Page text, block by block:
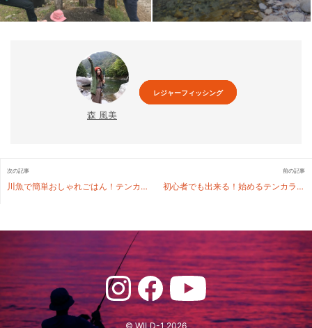
森 風美
レジャーフィッシング
前の記事
初心者でも出来る！始めるテンカラ釣りの魅力〜森風美の釣り修行記〜
次の記事
川魚で簡単おしゃれごはん！テンカラ釣り〜森風美の釣り修行記〜
© WILD-1 2026